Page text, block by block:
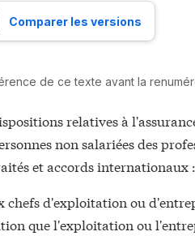
Comparer les versions
de ce texte avant la
relatives à
non salariées des
et accords internationaux :
chefs d'exploitation ou
que l'exploitation ou